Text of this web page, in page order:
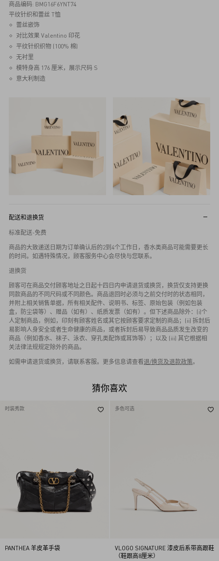
商品编码: BMG16F6YNT74
平纹针织和蕾丝 T恤
蕾丝嵌饰
对比效果 Valentino 印花
平纹针织织物 (100% 棉)
无衬里
模特身高 176 厘米，展示尺码 S
意大利制造
配送和退换货
标准配送-免费
商品的大致递送日期为订单确认后的2到4个工作日，香水类商品可能需要更长
的时间。如遇特殊情况，顾客服务中心会尽快与您联系。
退换货
顾客可在商品交付顾客地址之日起十四日内申请退货或换货，换货仅支持更换
同款商品的不同尺码或不同颜色。商品退回时必须与之前交付时的状态相同，
并附上相关销售单据，所有相关配件、说明书、标签、原始包装（例如包装
盒，防尘袋等）、赠品（如有）、纸质发票（如有）。但下述商品除外：(i)个
人定制商品，例如，印刻有顾客姓名或其它按顾客要求定制的商品；(ii) 拆封后
易影响人身安全或者生命健康的商品，或者拆封后易导致商品品质发生改变的
商品（例如香水、袜子、泳衣、穿孔类配饰或耳饰等）；以及 (iii) 其它根据相
关法律法规规定除外的商品。
如需申请退货或换货，请联系客服。更多信息请查看退/换货及退款政策。
猜你喜欢
时装秀款
PANTHEA 羊皮革手袋
多色可选
VLOGO SIGNATURE 漆皮后系带高跟鞋
（鞋跟高8厘米）